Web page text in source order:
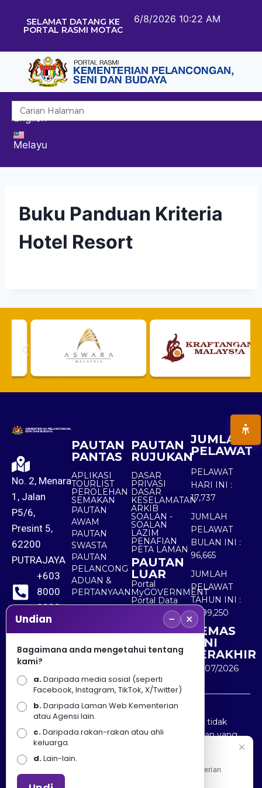
SELAMAT DATANG KE
PORTAL RASMI MOTAC
6/8/2026 10:22 AM
English
Melayu
Buku Panduan Kriteria
Hotel Resort
No. 2, Menara
1, Jalan
P5/6,
Presint 5,
62200
PUTRAJAYA
+603
8000
8000
+603
8891
7100
PAUTAN
PANTAS
APLIKASI
TOURLIST
PEROLEHAN
SEMAKAN
PAUTAN
AWAM
PAUTAN
SWASTA
PAUTAN
PELANCONG
ADUAN &
PERTANYAAN
PAUTAN
RUJUKAN
DASAR
PRIVASI
DASAR
KESELAMATAN
ARKIB
SOALAN -
SOALAN
LAZIM
PENAFIAN
PETA LAMAN
PAUTAN
LUAR
Portal
MyGOVERNMENT
Portal Data
Terbuka
Sektor Awam
JUMLAH
PELAWAT
PELAWAT
HARI INI :
17,737
JUMLAH
PELAWAT
BULAN INI :
96,665
JUMLAH
PELAWAT
TAHUN INI :
5,499,250
KEMAS
KINI
TERAKHIR
30/07/2026
Penafian : Kerajaan Malaysia dan Kementerian
Pelancongan Seni dan Budaya (MOTAC) adalah tidak
bertanggungjawab atas kehilangan atau kerugian yang
disebabkan oleh penggunaan mana-mana maklumat
yang diperolehi dari portal ini.
Undian − ×
Bagaimana anda mengetahui tentang
kami?
a.Daripada media sosial (seperti
Facebook, Instagram, TikTok, X/Twitter)
b.Daripada Laman Web Kementerian
atau Agensi lain.
c.Daripada rakan-rakan atau ahli
keluarga.
d.Lain-lain.
Apa Khabar! Selamat datang ke Portal Rasmi Kementerian
Pelancongan, Seni dan Budaya